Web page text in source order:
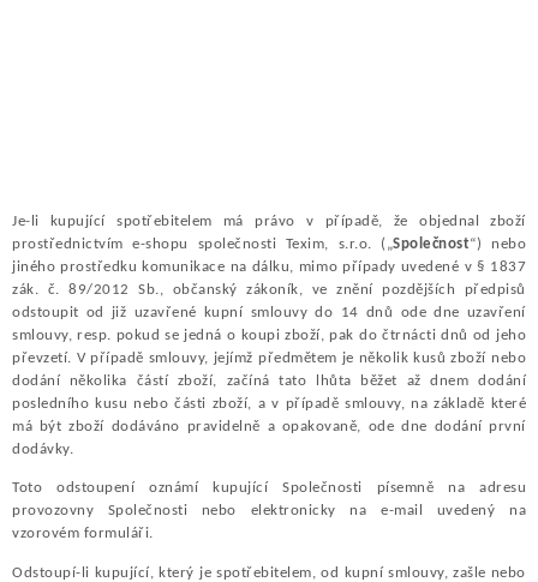
Je-li kupující spotřebitelem má právo v případě, že objednal zboží
prostřednictvím e-shopu společnosti Texim, s.r.o. („Společnost“) nebo
jiného prostředku komunikace na dálku, mimo případy uvedené v § 1837
zák. č. 89/2012 Sb., občanský zákoník, ve znění pozdějších předpisů
odstoupit od již uzavřené kupní smlouvy do 14 dnů ode dne uzavření
smlouvy, resp. pokud se jedná o koupi zboží, pak do čtrnácti dnů od jeho
převzetí. V případě smlouvy, jejímž předmětem je několik kusů zboží nebo
dodání několika částí zboží, začíná tato lhůta běžet až dnem dodání
posledního kusu nebo části zboží, a v případě smlouvy, na základě které
má být zboží dodáváno pravidelně a opakovaně, ode dne dodání první
dodávky.
Toto odstoupení oznámí kupující Společnosti písemně na adresu
provozovny Společnosti nebo elektronicky na e-mail uvedený na
vzorovém formuláři.
Odstoupí-li kupující, který je spotřebitelem, od kupní smlouvy, zašle nebo